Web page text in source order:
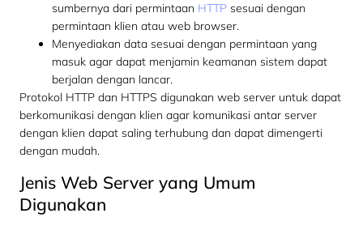
sumbernya dari permintaan HTTP sesuai dengan
permintaan klien atau web browser.
Menyediakan data sesuai dengan permintaan yang
masuk agar dapat menjamin keamanan sistem dapat
berjalan dengan lancar.
Protokol HTTP dan HTTPS digunakan web server untuk dapat
berkomunikasi dengan klien agar komunikasi antar server
dengan klien dapat saling terhubung dan dapat dimengerti
dengan mudah.
Jenis Web Server yang Umum
Digunakan